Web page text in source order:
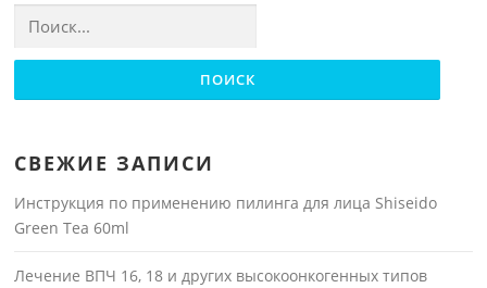
СВЕЖИЕ ЗАПИСИ
Инструкция по применению пилинга для лица Shiseido
Green Tea 60ml
Лечение ВПЧ 16, 18 и других высокоонкогенных типов